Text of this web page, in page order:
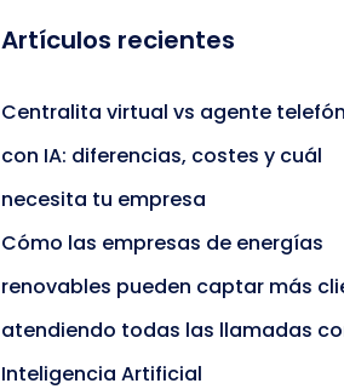
Artículos recientes
Centralita virtual vs agente
con IA: diferencias, costes y cuál
necesita tu empresa
Cómo las empresas de energías
renovables pueden captar más
atendiendo todas las llamadas
Inteligencia Artificial